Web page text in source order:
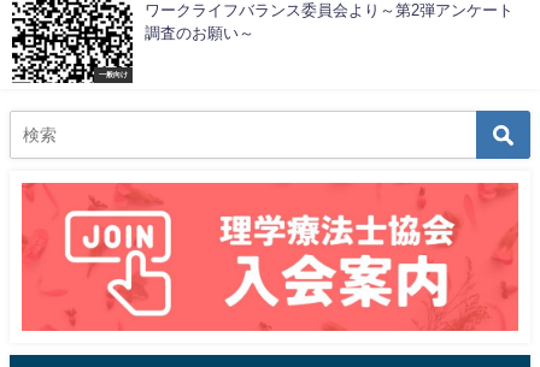
一般向け
ワークライフバランス委員会より～第2弾アンケート
調査のお願い～